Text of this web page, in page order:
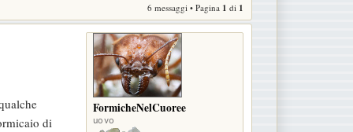
6 messaggi • Pagina 1 di 1
FormicheNelCuoree
uovo
di